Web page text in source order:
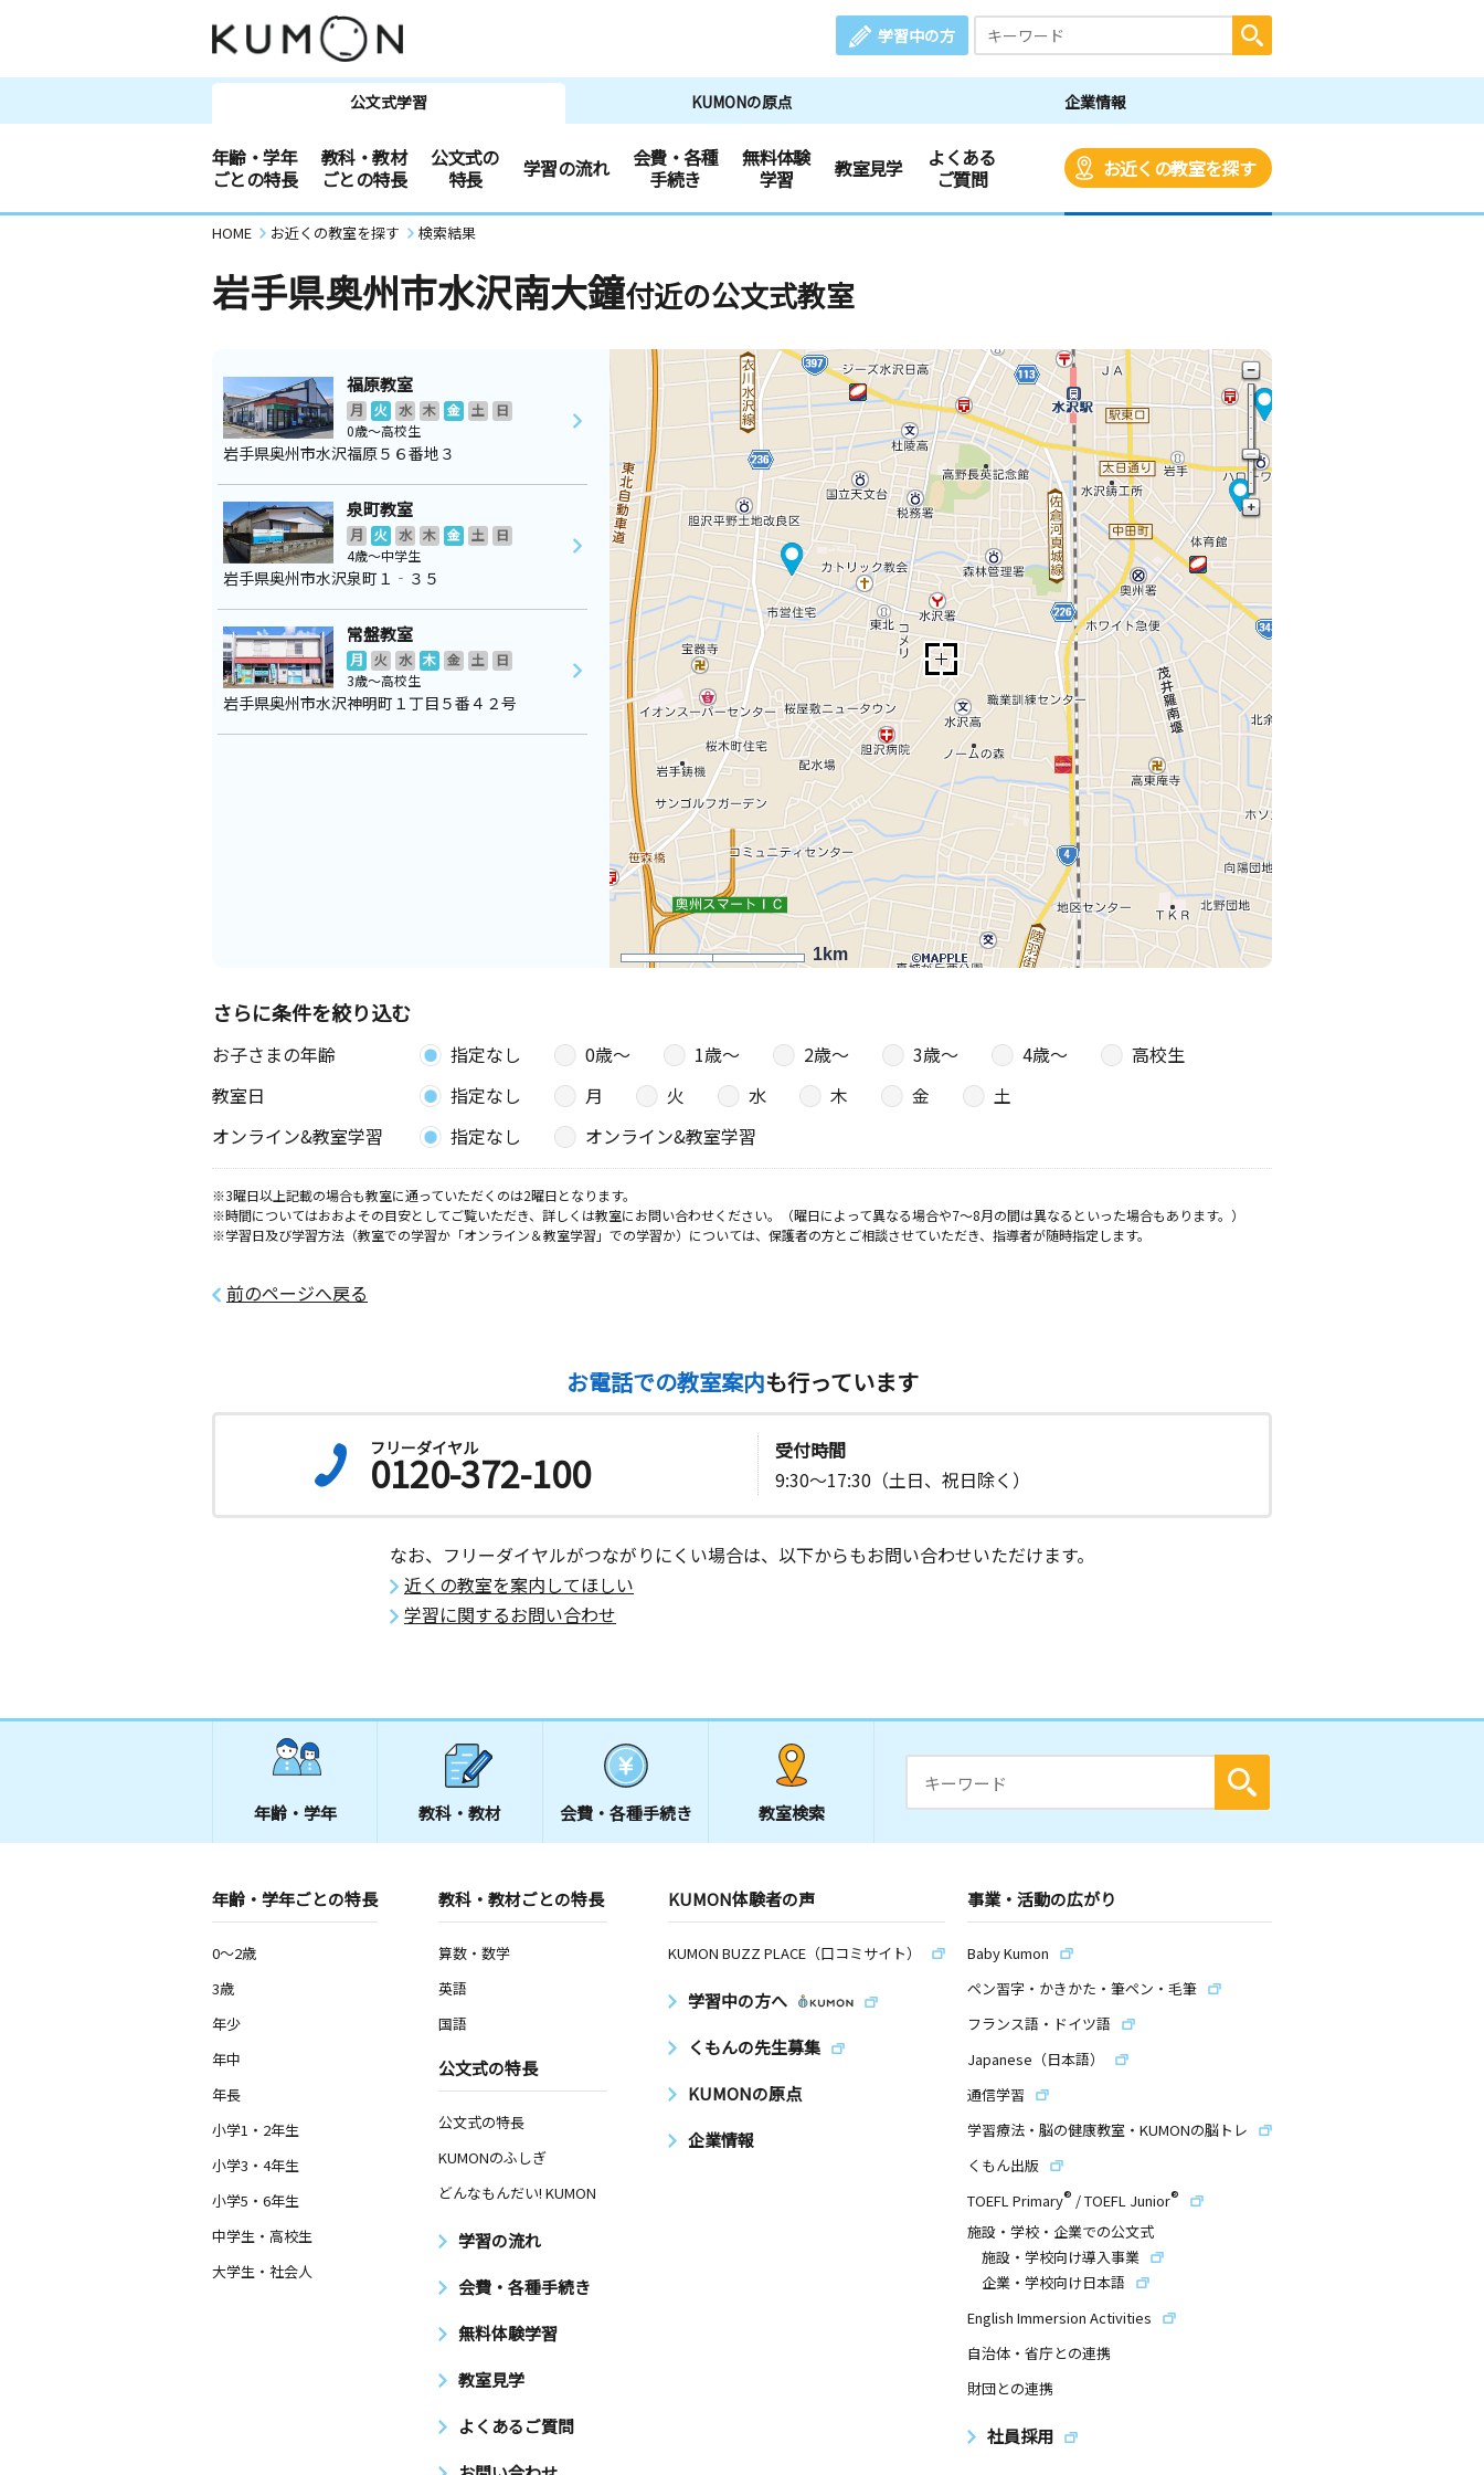
学習中の方
公文式学習 KUMONの原点 企業情報
年齢・学年
ごとの特長
教科・教材
ごとの特長
公文式の
特長
学習の流れ
会費・各種
手続き
無料体験
学習
教室見学
よくある
ご質問
お近くの教室を探す
HOME お近くの教室を探す 検索結果
岩手県奥州市水沢南大鐘付近の公文式教室
1km
福原教室
月 火 水 木 金 土
日
0歳～高校生
岩手県奥州市水沢福原５６番地３
泉町教室
月 火 水 木 金 土
日
4歳～中学生
岩手県奥州市水沢泉町１‐３５
常盤教室
月 火 水 木 金 土
日
3歳～高校生
岩手県奥州市水沢神明町１丁目５番４２号
さらに条件を絞り込む
お子さまの年齢 指定なし 0歳〜 1歳〜 2歳〜 3歳〜 4歳〜
高校生
教室日
指定なし 月 火 水 木 金
土
オンライン&教室学習
指定なし オンライン&教室学習
※3曜日以上記載の場合も教室に通っていただくのは2曜日となります。
※時間についてはおおよその目安としてご覧いただき、詳しくは教室にお問い合わせください。（曜日によって異なる場合や7～8月の間は異なるといった場合もあります。）
※学習日及び学習方法（教室での学習か「オンライン＆教室学習」での学習か）については、保護者の方とご相談させていただき、指導者が随時指定します。
前のページへ戻る
お電話での教室案内も行っています
フリーダイヤル
0120-372-100
受付時間
9:30～17:30（土日、祝日除く）
なお、フリーダイヤルがつながりにくい場合は、以下からもお問い合わせいただけます。
近くの教室を案内してほしい
学習に関するお問い合わせ
年齢・学年 教科・教材 会費・ 各種手続き 教室検索
年齢・学年ごとの特長
0～2歳
3歳
年少
年中
年長
小学1・2年生
小学3・4年生
小学5・6年生
中学生・高校生
大学生・社会人
教科・教材ごとの特長
算数・数学
英語
国語
公文式の特長
公文式の特長
KUMONのふしぎ
どんなもんだい! KUMON
学習の流れ
会費・各種手続き
無料体験学習
教室見学
よくあるご質問
KUMON体験者の声
KUMON BUZZ PLACE（口コミサイト）
学習中の方へ
くもんの先生募集
KUMONの原点
企業情報
事業・活動の広がり
Baby Kumon
ペン習字・かきかた・筆ペン・毛筆
フランス語・ドイツ語
Japanese（日本語）
通信学習
学習療法・脳の健康教室・KUMONの脳トレ
くもん出版
TOEFL Primary® /TOEFL Junior®
施設・学校・企業での公文式
施設・学校向け導入事業
企業・学校向け日本語
English Immersion Activities
自治体・省庁との連携
財団との連携
社員採用